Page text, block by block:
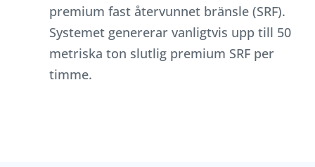
premium fast återvunnet bränsle (SRF).
Systemet genererar vanligtvis upp till 50
metriska ton slutlig premium SRF per
timme.